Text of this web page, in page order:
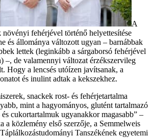
A
növényi fehérjével történő helyettesítése
és állománya változott ugyan – barnábbak
lettek (leginkább a sárgaborsó fehérjével
–, de valamennyi változat érzékszervileg
Hogy a lencsés utóízen javítsanak, a
és inulint adtak a kekszekhez.
snackek rost- és fehérjetartalma
mint a hagyományos, glutént tartalmazó
cukortartalmuk ugyanakkor magasabb” –
a közlemény első szerzője, a Semmelweis
Tanszékének egyetemi